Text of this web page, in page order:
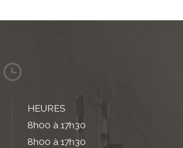
HEURES
8h00 à 17h30
8h00 à 17h30